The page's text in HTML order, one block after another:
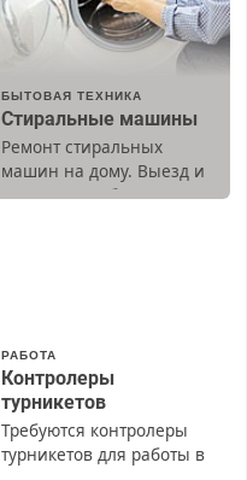
БЫТОВАЯ ТЕХНИКА
Стиральные машины
Ремонт стиральных
машин на дому. Выезд и
диагностика бесплатно.
РАБОТА
Контролеры
турникетов
Требуются контролеры
турникетов для работы в